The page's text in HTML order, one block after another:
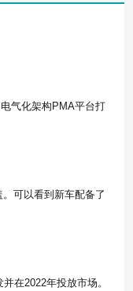
气化架构PMA平台打
可以看到新车配备了
在2022年投放市场。